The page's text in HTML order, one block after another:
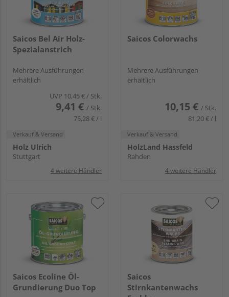
Saicos Bel Air Holz-
Spezialanstrich
Mehrere Ausführungen
erhältlich
UVP 10,45 €/ Stk.
9,41 € / Stk.
75,28 € / l
Verkauf & Versand
Holz Ulrich
Stuttgart
4 weitere Händler
Saicos Colorwachs
Mehrere Ausführungen
erhältlich
10,15 € / Stk.
81,20 € / l
Verkauf & Versand
HolzLand Hassfeld
Rahden
4 weitere Händler
Saicos Ecoline Öl-
Grundierung Duo Top
Saicos
Stirnkantenwachs